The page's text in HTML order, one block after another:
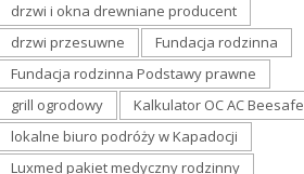
drzwi i okna drewniane producent
drzwi przesuwne
Fundacja rodzinna
Fundacja rodzinna Podstawy prawne
grill ogrodowy
Kalkulator OC AC Beesafe
lokalne biuro podróży w Kapadocji
Luxmed pakiet medyczny rodzinny